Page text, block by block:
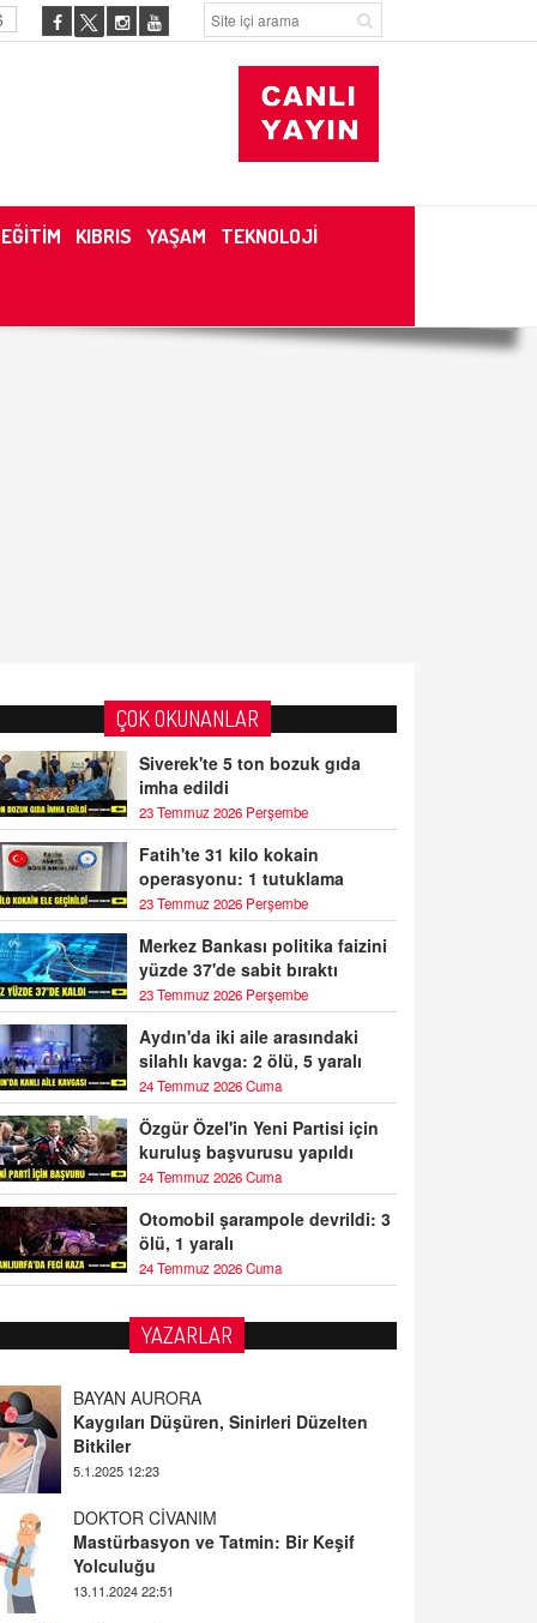
EĞİTİM KIBRIS YAŞAM TEKNOLOJİ
ÇOK OKUNANLAR
Siverek'te 5 ton bozuk gıda
imha edildi
23 Temmuz 2026 Perşembe
Fatih'te 31 kilo kokain
operasyonu: 1 tutuklama
23 Temmuz 2026 Perşembe
Merkez Bankası politika faizini
yüzde 37'de sabit bıraktı
23 Temmuz 2026 Perşembe
Aydın'da iki aile arasındaki
silahlı kavga: 2 ölü, 5 yaralı
24 Temmuz 2026 Cuma
Özgür Özel'in Yeni Partisi için
kuruluş başvurusu yapıldı
24 Temmuz 2026 Cuma
Otomobil şarampole devrildi: 3
ölü, 1 yaralı
24 Temmuz 2026 Cuma
YAZARLAR
BAYAN AURORA
Kaygıları Düşüren, Sinirleri Düzelten
Bitkiler
5.1.2025 12:23
DOKTOR CİVANIM
Mastürbasyon ve Tatmin: Bir Keşif
Yolculuğu
13.11.2024 22:51